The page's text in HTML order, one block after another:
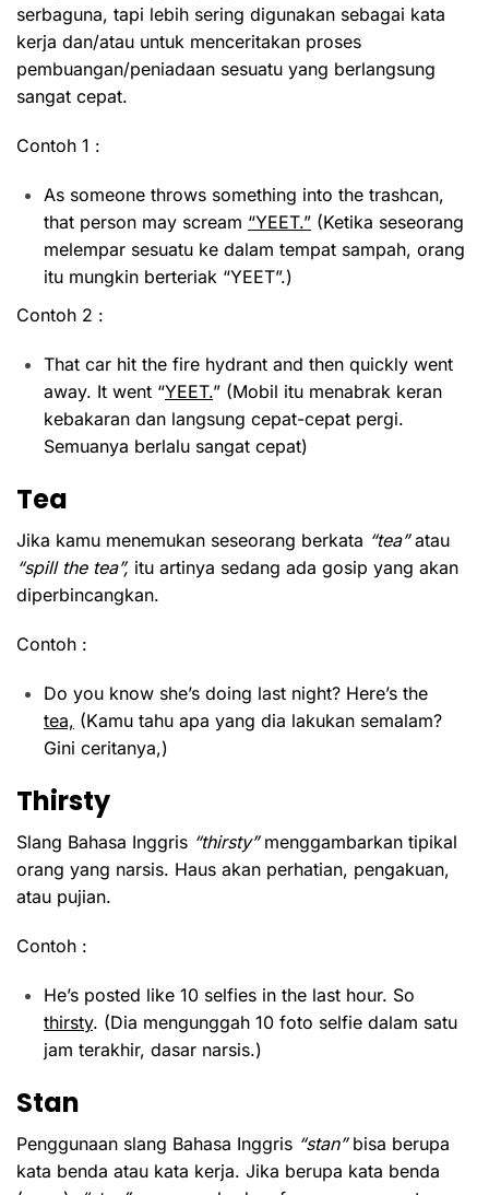
serbaguna, tapi lebih sering digunakan sebagai kata
kerja dan/atau untuk menceritakan proses
pembuangan/peniadaan sesuatu yang berlangsung
sangat cepat.
Contoh 1 :
As someone throws something into the trashcan,
that person may scream “YEET.” (Ketika seseorang
melempar sesuatu ke dalam tempat sampah, orang
itu mungkin berteriak “YEET”.)
Contoh 2 :
That car hit the fire hydrant and then quickly went
away. It went “YEET.” (Mobil itu menabrak keran
kebakaran dan langsung cepat-cepat pergi.
Semuanya berlalu sangat cepat)
Tea
Jika kamu menemukan seseorang berkata “tea”atau
“spill the tea”, itu artinya sedang ada gosip yang akan
diperbincangkan.
Contoh :
Do you know she’s doing last night? Here’s the
tea, (Kamu tahu apa yang dia lakukan semalam?
Gini ceritanya,)
Thirsty
Slang Bahasa Inggris “thirsty”menggambarkan tipikal
orang yang narsis. Haus akan perhatian, pengakuan,
atau pujian.
Contoh :
He’s posted like 10 selfies in the last hour. So
thirsty. (Dia mengunggah 10 foto selfie dalam satu
jam terakhir, dasar narsis.)
Stan
Penggunaan slang Bahasa Inggris “stan”bisa berupa
kata benda atau kata kerja. Jika berupa kata benda